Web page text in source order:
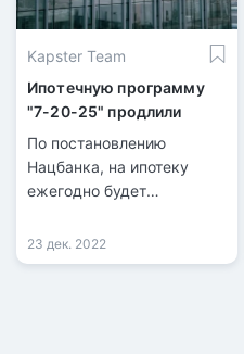
Kapster Team
Ипотечную программу
"7-20-25" продлили
По постановлению
Нацбанка, на ипотеку
ежегодно будет
тенге, в период с 2023 по
2029 год, тем самым
23 дек. 2022